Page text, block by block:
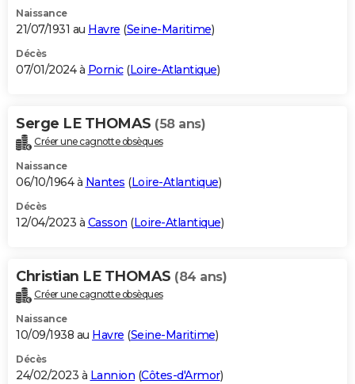
Naissance
21/07/1931 au Havre (Seine-Maritime)
Décès
07/01/2024 à Pornic(Loire-Atlantique)
Serge LE THOMAS (58 ans)
Créer une cagnotte obsèques
Naissance
06/10/1964 à Nantes (Loire-Atlantique)
Décès
12/04/2023 à Casson (Loire-Atlantique)
Christian LE THOMAS (84 ans)
Créer une cagnotte obsèques
Naissance
10/09/1938 au Havre (Seine-Maritime)
Décès
24/02/2023 à Lannion (Côtes-d'Armor)